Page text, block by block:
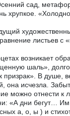
сад,
хрупкое.
листьев с
возникает
шаль»,
призрак». В душе,
она исчезла.
можно отнести к
«А дни бегут… Им
а, о, ы ) и